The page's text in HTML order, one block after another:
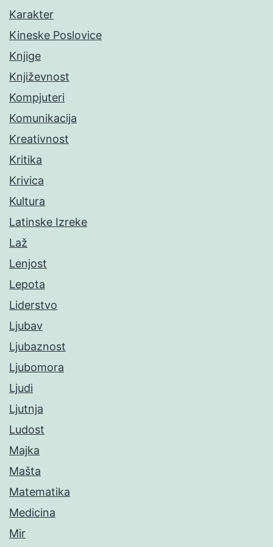
Karakter
Kineske Poslovice
Knjige
Književnost
Kompjuteri
Komunikacija
Kreativnost
Kritika
Krivica
Kultura
Latinske Izreke
Laž
Lenjost
Lepota
Liderstvo
Ljubav
Ljubaznost
Ljubomora
Ljudi
Ljutnja
Ludost
Majka
Mašta
Matematika
Medicina
Mir